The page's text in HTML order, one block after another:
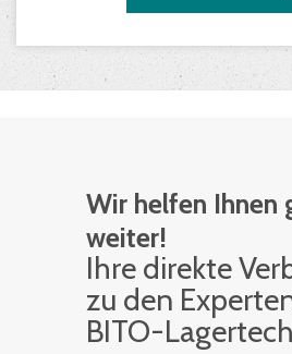
Wir helfen Ihnen
weiter!
Ihre di­rek­te
zu den
BITO-